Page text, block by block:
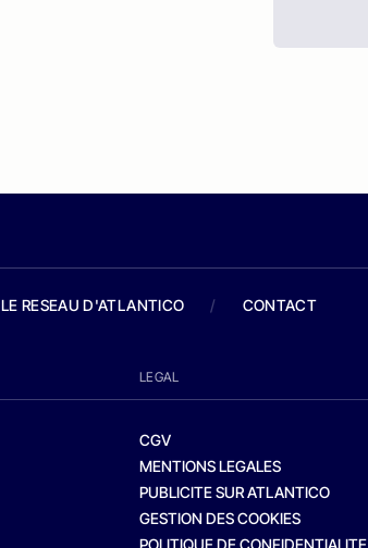
LE RESEAU D'ATLANTICO / CONTACT
LEGAL
CGV
MENTIONS LEGALES
PUBLICITE SUR ATLANTICO
GESTION DES COOKIES
POLITIQUE DE CONFIDENTIALITE